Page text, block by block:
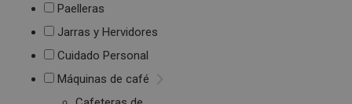
Paelleras
Jarras y Hervidores
Cuidado Personal
Máquinas de café